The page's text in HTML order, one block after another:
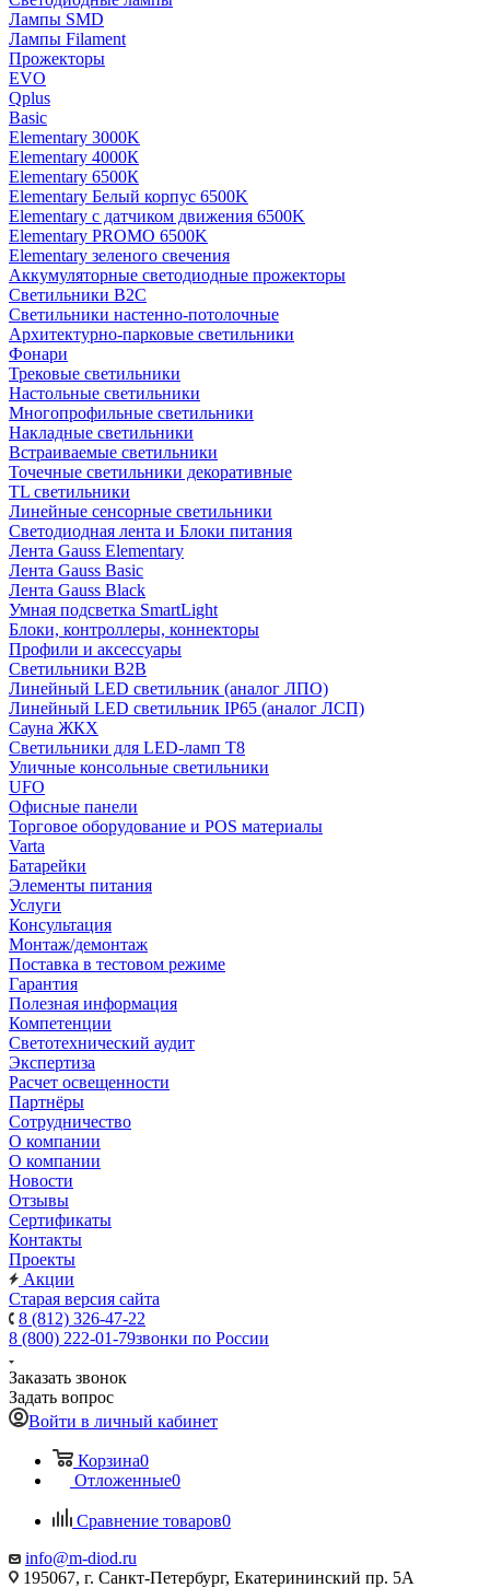
Лампы SMD
Лампы Filament
Прожекторы
EVO
Qplus
Basic
Elementary 3000K
Elementary 4000К
Elementary 6500К
Elementary Белый корпус 6500K
Elementary с датчиком движения 6500K
Elementary PROMO 6500K
Elementary зеленого свечения
Аккумуляторные светодиодные прожекторы
Светильники B2C
Светильники настенно-потолочные
Архитектурно-парковые светильники
Фонари
Трековые светильники
Настольные светильники
Многопрофильные светильники
Накладные светильники
Встраиваемые светильники
Точечные светильники декоративные
TL светильники
Линейные сенсорные светильники
Светодиодная лента и Блоки питания
Лента Gauss Elementary
Лента Gauss Basic
Лента Gauss Black
Умная подсветка SmartLight
Блоки, контроллеры, коннекторы
Профили и аксессуары
Светильники B2B
Линейный LED светильник (аналог ЛПО)
Линейный LED светильник IP65 (аналог ЛСП)
Сауна ЖКХ
Светильники для LED-ламп T8
Уличные консольные светильники
UFO
Офисные панели
Торговое оборудование и POS материалы
Varta
Батарейки
Элементы питания
Услуги
Консультация
Монтаж/демонтаж
Поставка в тестовом режиме
Гарантия
Полезная информация
Компетенции
Светотехнический аудит
Экспертиза
Расчет освещенности
Партнёры
Cотрудничество
О компании
О компании
Новости
Отзывы
Сертификаты
Контакты
Проекты
Акции
Старая версия сайта
8 (812) 326-47-22
8 (800) 222-01-79звонки по России
Заказать звонок
Задать вопрос
Войти в личный кабинет
Корзина0
Отложенные0
Сравнение товаров0
info@m-diod.ru
195067, г. Санкт-Петербург, Екатерининский пр. 5А